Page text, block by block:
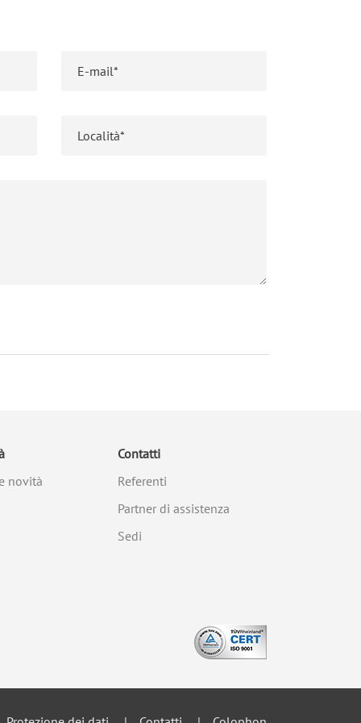
novità
Contatti
Referenti
Partner di assistenza
Sedi